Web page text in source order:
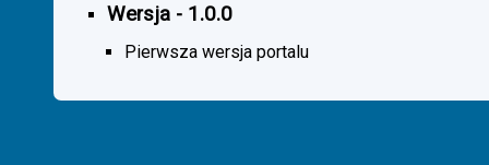
Wersja - 1.0.0
Pierwsza wersja portalu